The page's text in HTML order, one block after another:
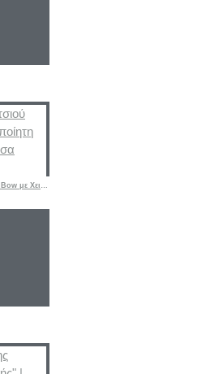
Σετ Βάπτισης Κοριτσιού Cherry Bow με Χειροποίητη Ζωγραφισμένη Βαλίτσα Τρόλεϊ